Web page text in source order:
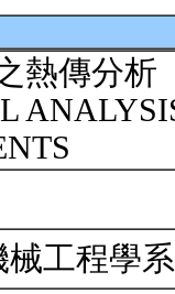
熱傳分析
械工程學